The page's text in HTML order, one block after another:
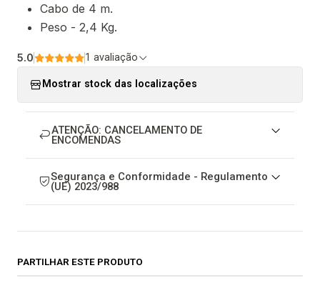
Cabo de 4 m.
Peso - 2,4 Kg.
5.0 1 avaliação
Mostrar stock das localizações
ATENÇÃO: CANCELAMENTO DE
ENCOMENDAS
Segurança e Conformidade - Regulamento
(UE) 2023/988
PARTILHAR ESTE PRODUTO